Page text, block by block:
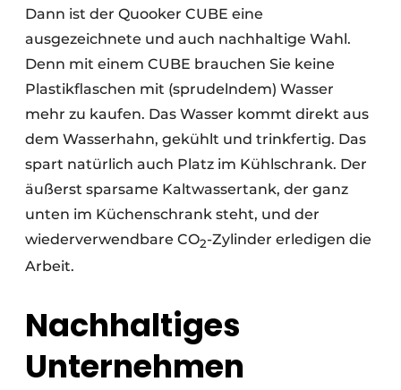
Dann ist der Quooker CUBE eine
ausgezeichnete und auch nachhaltige Wahl.
Denn mit einem CUBE brauchen Sie keine
Plastikflaschen mit (sprudelndem) Wasser
mehr zu kaufen. Das Wasser kommt direkt aus
dem Wasserhahn, gekühlt und trinkfertig. Das
spart natürlich auch Platz im Kühlschrank. Der
äußerst sparsame Kaltwassertank, der ganz
unten im Küchenschrank steht, und der
wiederverwendbare CO2-Zylinder erledigen die
Arbeit.
Nachhaltiges
Unternehmen